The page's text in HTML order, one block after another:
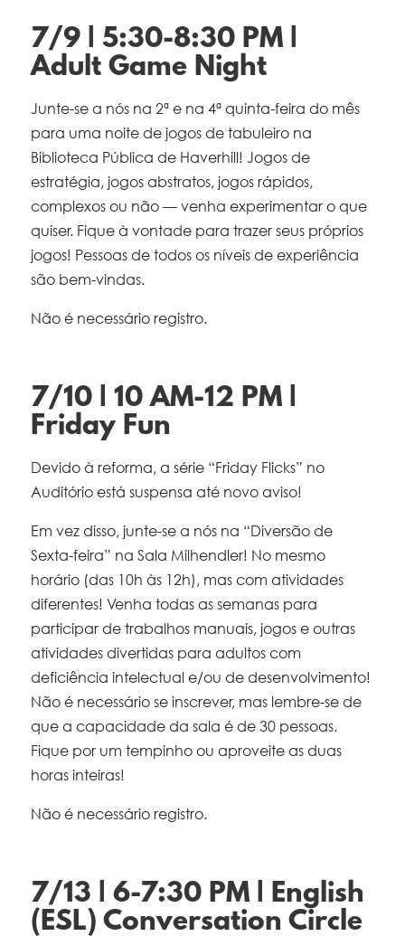
7/9 | 5:30-8:30 PM |
Adult Game Night
Junte-se a nós na 2ª e na 4ª quinta-feira do mês
para uma noite de jogos de tabuleiro na
Biblioteca Pública de Haverhill! Jogos de
estratégia, jogos abstratos, jogos rápidos,
complexos ou não — venha experimentar o que
quiser. Fique à vontade para trazer seus próprios
jogos! Pessoas de todos os níveis de experiência
são bem-vindas.
Não é necessário registro.
7/10 | 10 AM-12 PM |
Friday Fun
Devido à reforma, a série “Friday Flicks” no
Auditório está suspensa até novo aviso!
Em vez disso, junte-se a nós na “Diversão de
Sexta-feira” na Sala Milhendler! No mesmo
horário (das 10h às 12h), mas com atividades
diferentes! Venha todas as semanas para
participar de trabalhos manuais, jogos e outras
atividades divertidas para adultos com
deficiência intelectual e/ou de desenvolvimento!
Não é necessário se inscrever, mas lembre-se de
que a capacidade da sala é de 30 pessoas.
Fique por um tempinho ou aproveite as duas
horas inteiras!
Não é necessário registro.
7/13 | 6-7:30 PM | English
(ESL) Conversation Circle